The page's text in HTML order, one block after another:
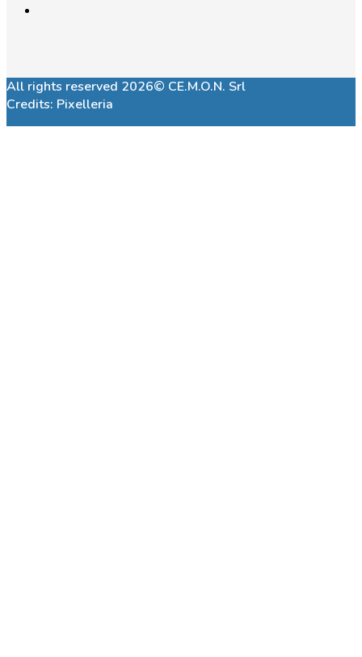
All rights reserved 2026© CE.M.O.N. Srl
Credits: Pixelleria